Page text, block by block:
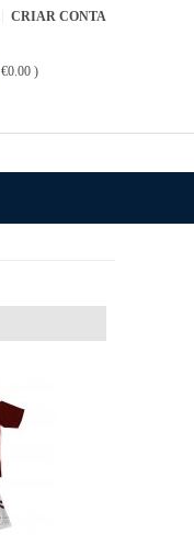
CRIAR CONTA
€0.00 )